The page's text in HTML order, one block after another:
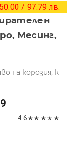
/ 97.79 лв.
Месинг,
на корозия, к
4.6★★ ★★ ★